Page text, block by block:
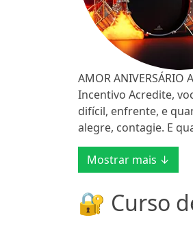
AMOR
Incentivo Acredite,
difícil, enfrente, e
alegre, contagie. E
Mostrar mais ↓
🔐 Curso